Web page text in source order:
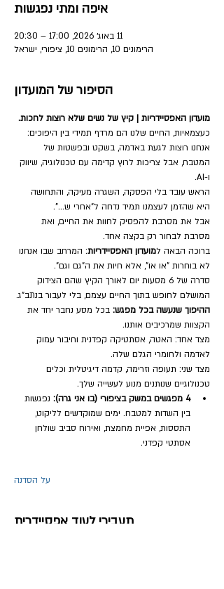
איפה ומתי נפגשות
11 באוג׳ 2026, 17:00 – 20:30
הרימונים 10, הרימונים 10, ציפורי, ישראל
הסיפור של המועדון
מועדון האפסיידריות | קיץ של נשים שלא רוצות לחכות.
כעצמאיות, החיים שלנו הם מרדף תמידי בין היפוכים:
אנחנו רוצות לגעת באדמה, בשקט ובפשטות של
המטבח, אבל צריכות לרוץ קדימה עם טכנולוגיה, שיווק
ו-AI.
הראש עובד בלי הפסקה, השגרה מעיקה, והתחושה
היא שהזמן לעצמנו תמיד נדחה ל"אחרי ש...".
אבל את מסרבת להפסיק לחוות את החיים, ואת
מסרבת לבחור רק בקצה אחד.
ברוכה הבאה למועדון האפסיידריות: המרחב שבו אנחנו
לא בוחרות "או או", אלא חיות את ה"גם וגם".
סדרה של 6 מסעות יום לאורך הקיץ שהם הצידוק
המושלם לחופש בתוך החיים עצמם, בלי לעבור בנתב"ג.
ההיפוך שנעשה בכל מפגש: בכל מסע נחבר יחד את
הקצוות שמרכיבים אותנו.
מצד אחד: האטה, אסתטיקה קפדנית וחיבור עמוק
לאדמה ולחומרי הגלם שלה.
מצד שני: תעופה וזרימה, קדמה דיגיטלית וכלים
טכנולוגיים שנותנים מנוע לעשייה שלך.
4 מפגשים במשק בציפורי (בו אני גרה):
נפגשות
בין השדות למטבח. ימים שמוקדשים לליקוט,
התססות, אפיית מחמצת, ואירוח סביב שולחן
אסתטי קפדני.
על הסדנה
תעבירי לעוד אפסיידרית